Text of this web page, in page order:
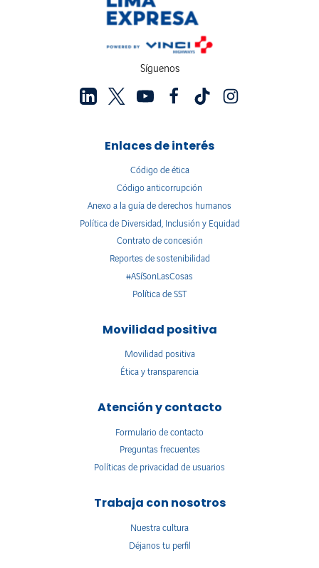
Síguenos
Enlaces de interés
Código de ética
Código anticorrupción
Anexo a la guía de derechos humanos
Política de Diversidad, Inclusión y Equidad
Contrato de concesión
Reportes de sostenibilidad
#ASíSonLasCosas
Política de SST
Movilidad positiva
Movilidad positiva
Ética y transparencia
Atención y contacto
Formulario de contacto
Preguntas frecuentes
Políticas de privacidad de usuarios
Trabaja con nosotros
Nuestra cultura
Déjanos tu perfil